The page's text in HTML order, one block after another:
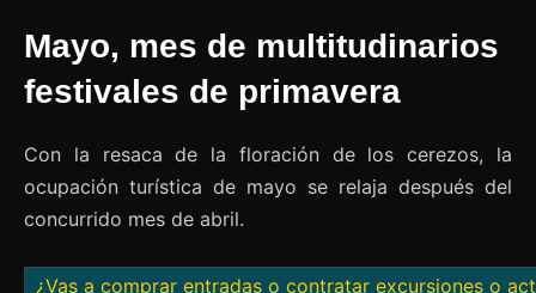
Mayo, mes de multitudinarios
festivales de primavera
Con la resaca de la floración de los cerezos, la
ocupación turística de mayo se relaja después del
concurrido mes de abril.
¿Vas a comprar entradas o contratar excursiones o